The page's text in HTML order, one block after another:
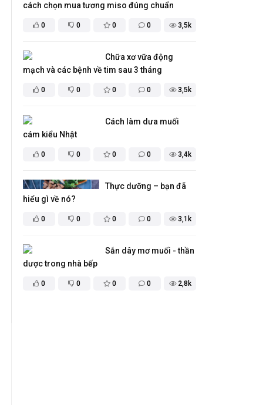
0 0 0 0 3,5k
cách chọn mua tương miso đúng chuẩn
0 0 0 0 3,5k
Chữa xơ vữa động
mạch và các bệnh về tim sau 3 tháng
0 0 0 0 3,4k
Cách làm dưa muối
cám kiểu Nhật
0 0 0 0 3,1k
Thực dưỡng – bạn đã
hiểu gì về nó?
0 0 0 0 2,8k
Sắn dây mơ muối - thần
dược trong nhà bếp